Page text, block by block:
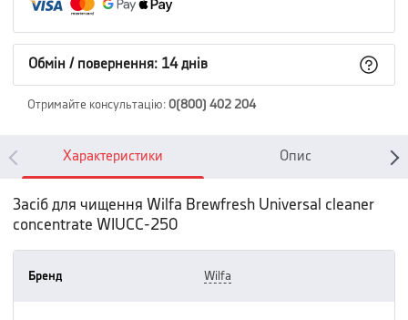
Обмін / повернення: 14 днів
Отримайте консультацію: 0(800) 402 204
Характеристики Опис
Засіб для чищення Wilfa Brewfresh Universal cleaner
concentrate WIUCC-250
Бренд wilfa